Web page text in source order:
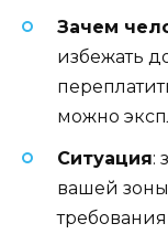
Зачем
избежать
можно
Ситуация:
вашей